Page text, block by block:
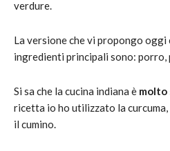
verdure.
La versione che vi propongo
ingredienti principali sono: porro,
Si sa che la cucina indiana è molto
ricetta io ho utilizzato la
il cumino.